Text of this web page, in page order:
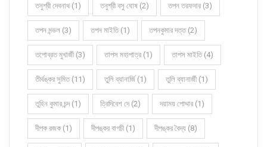
তনুশ্রী দেবনাথ (1) তনুশ্রী বসু ঘোষ (2) তপন তরফদার (3)
তপন মন্ডল (3) তপন মাইতি (1) তপনকুমার দত্ত (2)
তপোব্রত মুখার্জী (3) তাপস মহাপাত্র (1) তাপস মাইতি (4)
তীর্থঙ্কর সুমিত (11) তুলি ব্যানার্জি (1) তুলি ব্যানার্জী (1)
তুহিন কুমার চন্দ (1) ত্রিদিবেশ দে (2) দয়াময় পোদ্দার (1)
দীপক রজক (1) দীপঙ্কর বাগচী (1) দীপঙ্কর বৈদ্য (8)